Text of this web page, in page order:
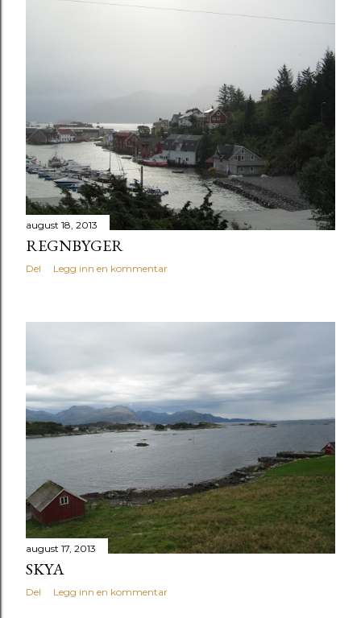
august 18, 2013
REGNBYGER
Del Legg inn en kommentar
august 17, 2013
SKYA
Del Legg inn en kommentar